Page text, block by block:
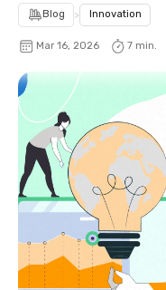
Blog > Innovation
Mar 16, 2026 7 min.